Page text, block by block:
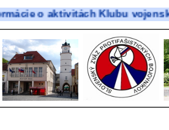
o aktivitách Klubu vojenskej